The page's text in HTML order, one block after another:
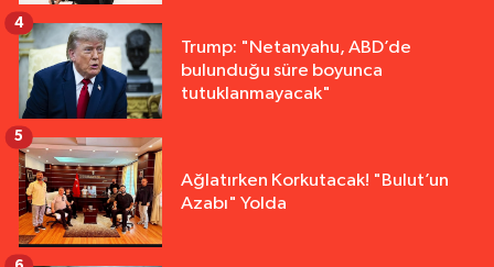
Trump: "Netanyahu, ABD’de
bulunduğu süre boyunca
tutuklanmayacak"
4
Ağlatırken Korkutacak! "Bulut’un
Azabı" Yolda
5